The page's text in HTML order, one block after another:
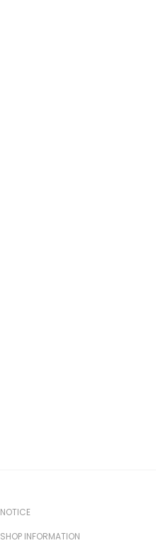
NOTICE
SHOP INFORMATION